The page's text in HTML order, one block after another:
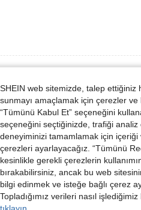
Renk: Koyu gri, Boyut: 3XL
Üçgen Renk:Koyu gri
Washed it and it
on it.
SHEIN web sitemizde, talep
sunmayı amaçlamak için çerezler
“Tümünü Kabul Et” seçeneğini
seçeneğini seçtiğinizde, trafiği analiz
deneyiminizi tamamlamak için içeriği
çerezleri ayarlayacağız. “Tümünü
kesinlikle gerekli çerezlerin
bırakabilirsiniz, ancak bu web
bilgi edinmek ve isteğe bağlı çerez
Topladığımız verileri nasıl
tıklayın.